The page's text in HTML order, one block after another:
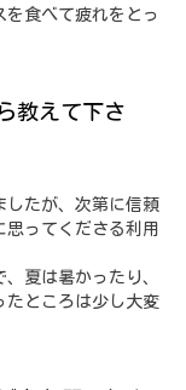
食べて疲れをとっ
教えて下さ
したが、次第に信頼
思ってくださる利用
夏は暑かったり、
たところは少し大変